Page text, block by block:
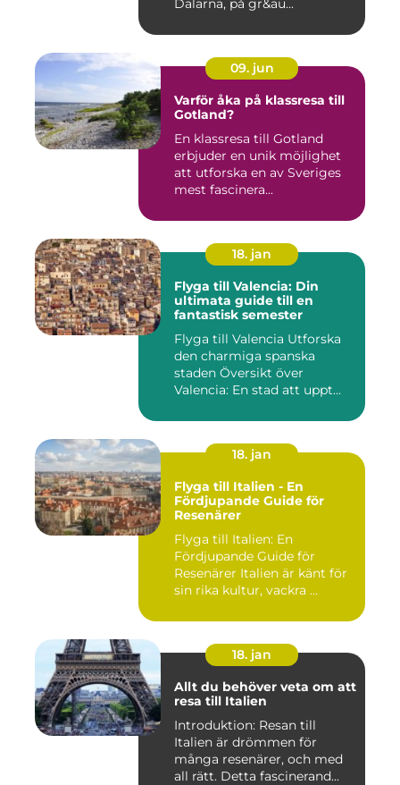
09. jun
Varför åka på klassresa till
Gotland?
En klassresa till Gotland
erbjuder en unik möjlighet
att utforska en av Sveriges
mest fascinera...
18. jan
Flyga till Valencia: Din
ultimata guide till en
fantastisk semester
Flyga till Valencia Utforska
den charmiga spanska
staden Översikt över
Valencia: En stad att uppt...
18. jan
Flyga till Italien - En
Fördjupande Guide för
Resenärer
Flyga till Italien: En
Fördjupande Guide för
Resenärer Italien är känt för
sin rika kultur, vackra ...
18. jan
Allt du behöver veta om att
resa till Italien
Introduktion: Resan till
Italien är drömmen för
många resenärer, och med
all rätt. Detta fascinerand...